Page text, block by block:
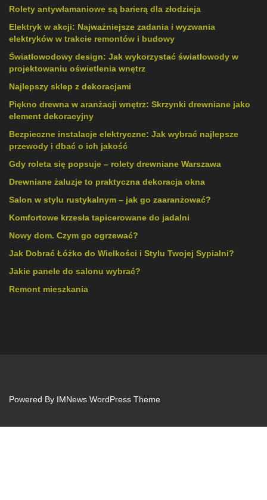
Rolety antywłamaniowe są barierą dla złodzieja
Elektryk w akcji: Najważniejsze zadania i wyzwania
elektryków w trakcie remontów i budowy
Światłowodowy design: Jak wykorzystać światłowody w
projektowaniu oświetlenia wnętrz
Najlepszy sklep z dekoracjami
Piękno drewna w aranżacji wnętrz: Skrzynki drewniane jako
element dekoracyjny
Bezpieczne instalacje elektryczne: Jak wybrać najlepsze
przewody i dbać o ich jakość
Gdy roleta się popsuje – rolety drewniane Warszawa
Drewniane żaluzje to praktyczna dekoracja okna
Salon w stylu rustykalnym – jak go zaaranżować?
Komfortowe krzesła tapicerowane do jadalni
Nowy dom. Czym go ogrzewać?
Jak Dobrać Łóżko do Wielkości i Stylu Twojej Sypialni?
Jakie panele do salonu wybrać?
Remont mieszkania
Powered By IMNews WordPress Theme